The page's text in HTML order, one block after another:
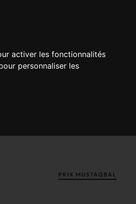
activer les fonctionnalités
personnaliser les
PRIX MUSTAQBAL